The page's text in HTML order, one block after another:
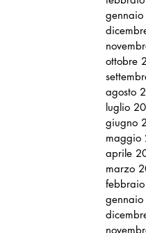
ottobre
agosto
luglio
giugno
maggio
aprile
marzo